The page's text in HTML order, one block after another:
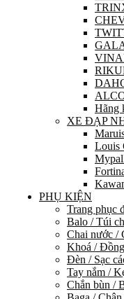
Hãng
XE ĐẠP
Louis
PHỤ KIỆN
Trang phục
Balo / Túi
Chai nước /
Khoá /
Đèn / Sạc
Tay nắm /
Chắn bùn /